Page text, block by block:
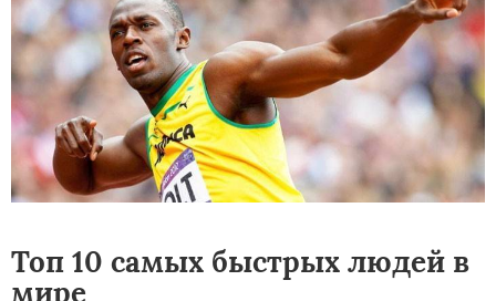
Топ 10 самых быстрых людей в
мире